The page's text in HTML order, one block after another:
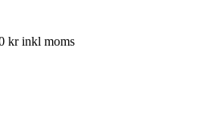
krinkl moms